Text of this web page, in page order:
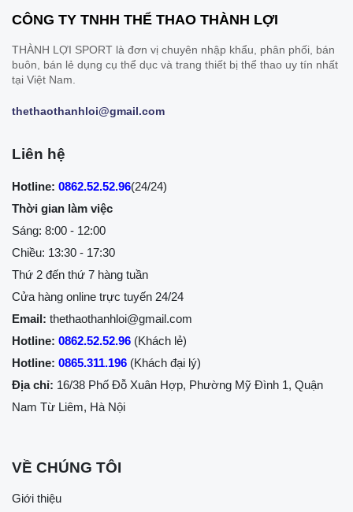
CÔNG TY TNHH THỂ THAO THÀNH LỢI
THÀNH LỢI SPORT là đơn vị chuyên nhập khẩu, phân phối, bán
buôn, bán lẻ dụng cụ thể dục và trang thiết bị thể thao uy tín nhất
tại Việt Nam.
thethaothanhloi@gmail.com
Liên hệ
Hotline: 0862.52.52.96(24/24)
Thời gian làm việc
Sáng: 8:00 - 12:00
Chiều: 13:30 - 17:30
Thứ 2 đến thứ 7 hàng tuần
Cửa hàng online trực tuyến 24/24
Email: thethaothanhloi@gmail.com
Hotline: 0862.52.52.96 (Khách lẻ)
Hotline: 0865.311.196 (Khách đại lý)
Địa chỉ: 16/38 Phố Đỗ Xuân Hợp, Phường Mỹ Đình 1, Quận
Nam Từ Liêm, Hà Nội
VỀ CHÚNG TÔI
Giới thiệu